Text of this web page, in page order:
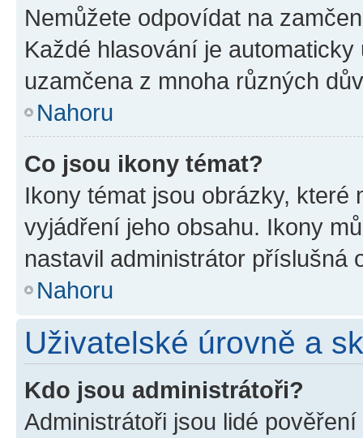
Nemůžete odpovídat na
Každé hlasování je
uzamčena z mnoha různých
Nahoru
Co jsou ikony témat?
Ikony témat jsou obrázky,
vyjádření jeho obsahu. Ikony
nastavil administrátor příslušná
Nahoru
Uživatelské úrovně a
Kdo jsou administrátoři?
Administrátoři jsou lidé